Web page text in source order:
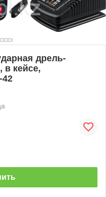
дрель-
в кейсе,
42